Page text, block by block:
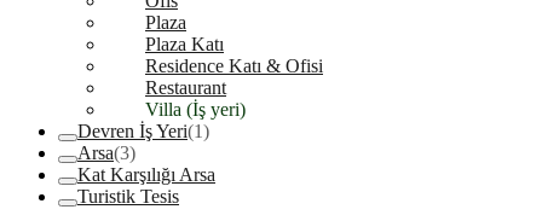
Plaza
Plaza Katı
Residence Katı & Ofisi
Restaurant
Villa (İş yeri)
Devren İş Yeri(1)
Arsa(3)
Kat Karşılığı Arsa
Turistik Tesis